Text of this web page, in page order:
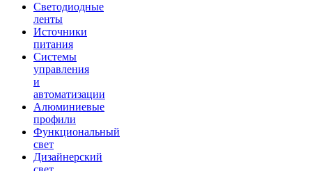
Светодиодные
ленты
Источники
питания
Системы
управления
и
автоматизации
Алюминиевые
профили
Функциональный
свет
Дизайнерский